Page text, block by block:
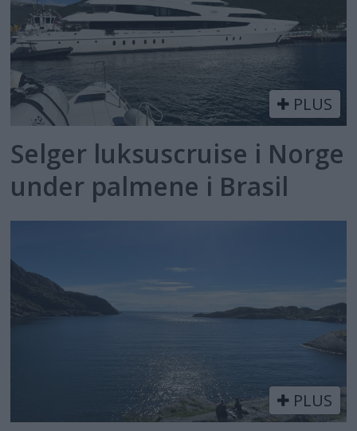
PLUS
Selger luksuscruise i Norge
under palmene i Brasil
PLUS